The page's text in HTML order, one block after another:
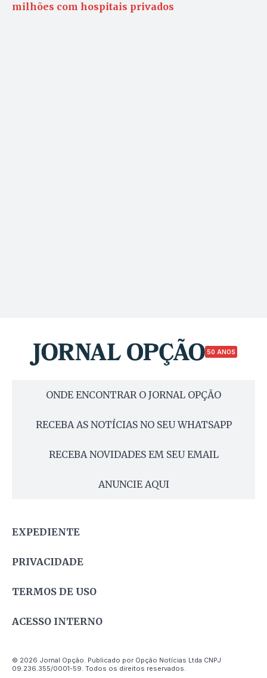
milhões com hospitais privados
50 ANOS
ONDE ENCONTRAR O JORNAL OPÇÃO
RECEBA AS NOTÍCIAS NO SEU WHATSAPP
RECEBA NOVIDADES EM SEU EMAIL
ANUNCIE AQUI
EXPEDIENTE
PRIVACIDADE
TERMOS DE USO
ACESSO INTERNO
© 2026 Jornal Opção. Publicado por Opção Notícias Ltda CNPJ
09.236.355/0001-59. Todos os direitos reservados.